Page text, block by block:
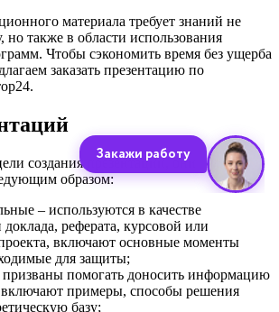
материала требует знаний не
но также в области использования
Чтобы сэкономить время без ущерба
заказать презентацию по
создания презентации, они
образом:
– используются в качестве
реферата, курсовой или
включают основные моменты
для защиты;
помогать доносить информацию
включают примеры, способы решения
базу;